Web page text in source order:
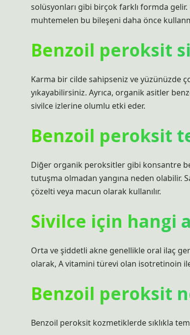
solüsyonları gibi birçok farklı formda
muhtemelen bu bileşeni daha önce
Benzoil peroksit
Karma bir cilde sahipseniz ve yüzünüzde
yıkayabilirsiniz. Ayrıca, organik asitler
sivilce izlerine olumlu etki eder.
Benzoil peroksit
Diğer organik peroksitler gibi konsantre
tutuşma olmadan yangına neden olabilir.
çözelti veya macun olarak kullanılır.
Sivilce için hangi
Orta ve şiddetli akne genellikle oral ilaç
olarak, A vitamini türevi olan isotretinoin
Benzoil peroksit
Benzoil peroksit kozmetiklerde sıklıkla